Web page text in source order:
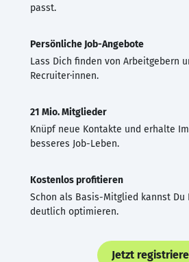
passt.
Persönliche Job-Angebote
Lass Dich finden von Arbeitgebern
Recruiter·innen.
21 Mio. Mitglieder
Knüpf neue Kontakte und erhalte
besseres Job-Leben.
Kostenlos profitieren
Schon als Basis-Mitglied kannst Du
deutlich optimieren.
Jetzt